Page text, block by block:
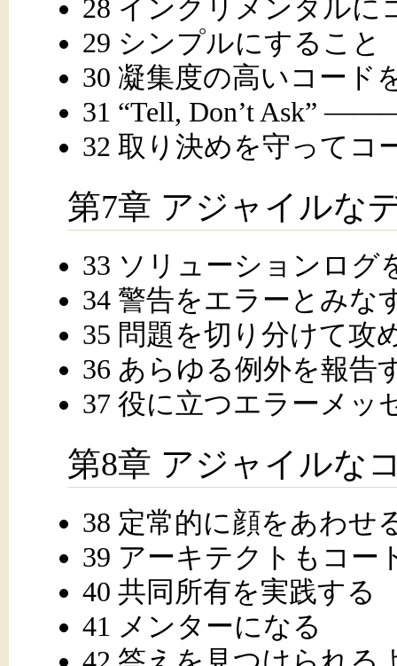
28 インクリメンタルに
29 シンプルにすること
30 凝集度の高いコード
31 “Tell, Don’t Ask”
32 取り決めを守ってコ
第7章 アジャイルな
33 ソリューションログ
34 警告をエラーとみな
35 問題を切り分けて攻
36 あらゆる例外を報告
37 役に立つエラーメッ
第8章 アジャイルな
38 定常的に顔をあわせ
39 アーキテクトもコー
40 共同所有を実践する
41 メンターになる